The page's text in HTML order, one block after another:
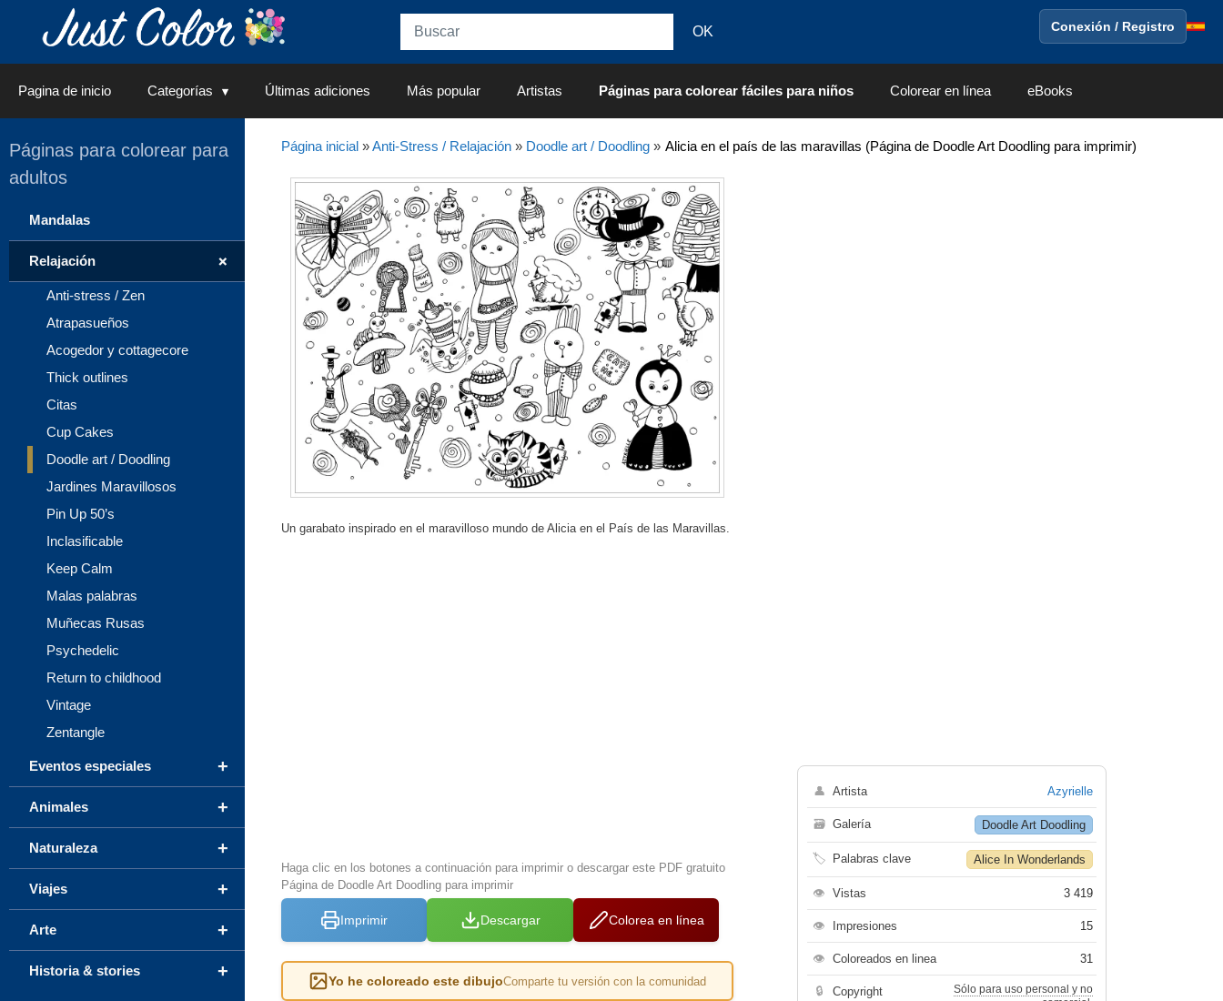
Conexión / Registro
Pagina de inicio Categorías Últimas adiciones Más popular Artistas Páginas para colorear fáciles para niños Colorear en línea eBooks
Página inicial»Anti-Stress / Relajación» Doodle art / Doodling» Alicia en el país de las maravillas (Página de Doodle Art Doodling para imprimir)
Un garabato inspirado en el maravilloso mundo de Alicia en el País de las Maravillas.
Haga clic en los botones a continuación para imprimir o descargar este PDF gratuito
Página de Doodle Art Doodling para imprimir
Imprimir Descargar Colorea en línea
Yo he coloreado este dibujoComparte tu versión con la comunidad
👤 Artista Azyrielle
🗃 Galería Doodle Art Doodling
🏷 Palabras clave Alice In Wonderlands
👁 Vistas 3 419
👁 Impresiones 15
👁 Coloreados en linea 31
🔒 Copyright
Sólo para uso personal y no
Páginas para colorear para
adultos
Mandalas
+
Relajación
Anti-stress / Zen
Atrapasueños
Acogedor y cottagecore
Thick outlines
Citas
Cup Cakes
Doodle art / Doodling
Jardines Maravillosos
Pin Up 50’s
Inclasificable
Keep Calm
Malas palabras
Muñecas Rusas
Psychedelic
Return to childhood
Vintage
Zentangle
+
Eventos especiales
+
Animales
+
Naturaleza
+
Viajes
+
Arte
+
Historia & stories